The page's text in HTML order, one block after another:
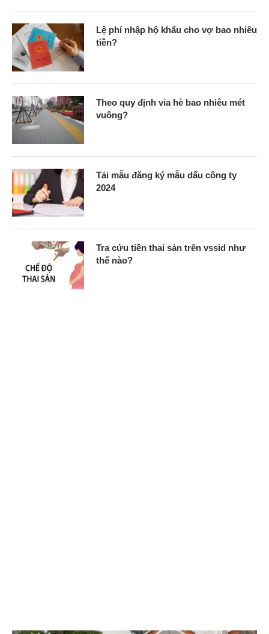
Lệ phí nhập hộ khẩu cho vợ bao nhiêu
tiền?
Theo quy định vỉa hè bao nhiêu mét
vuông?
Tải mẫu đăng ký mẫu dấu công ty
2024
Tra cứu tiền thai sản trên vssid như
thế nào?